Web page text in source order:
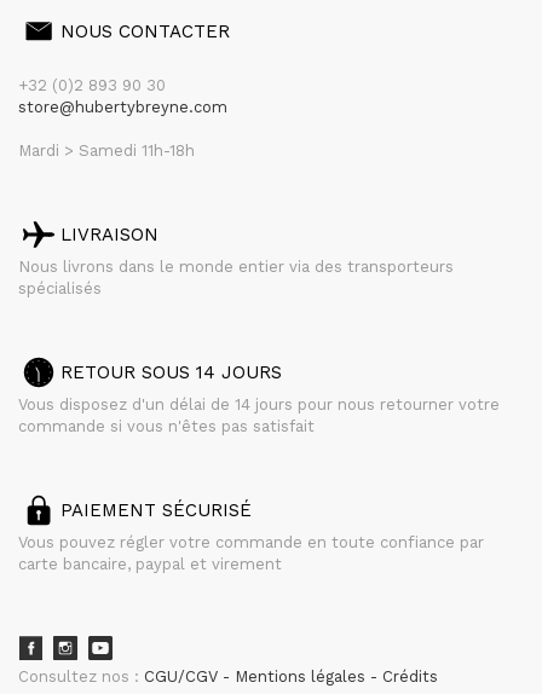
NOUS CONTACTER
+32 (0)2 893 90 30
store@hubertybreyne.com
Mardi > Samedi 11h-18h
LIVRAISON
Nous livrons dans le monde entier via des transporteurs
spécialisés
RETOUR SOUS 14 JOURS
Vous disposez d'un délai de 14 jours pour nous retourner votre
commande si vous n'êtes pas satisfait
PAIEMENT SÉCURISÉ
Vous pouvez régler votre commande en toute confiance par
carte bancaire, paypal et virement
Consultez nos : CGU/CGV Mentions légales Crédits